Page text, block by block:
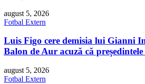
august 5, 2026
Fotbal Extern
Luis Figo cere demisia lui Gianni
Balon de Aur acuză că
august 5, 2026
Fotbal Extern